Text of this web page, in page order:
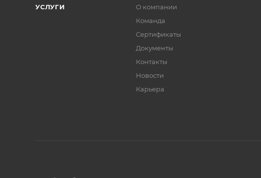
УСЛУГИ
О компании
Команда
Сертификаты
Документы
Контакты
Новости
Карьера